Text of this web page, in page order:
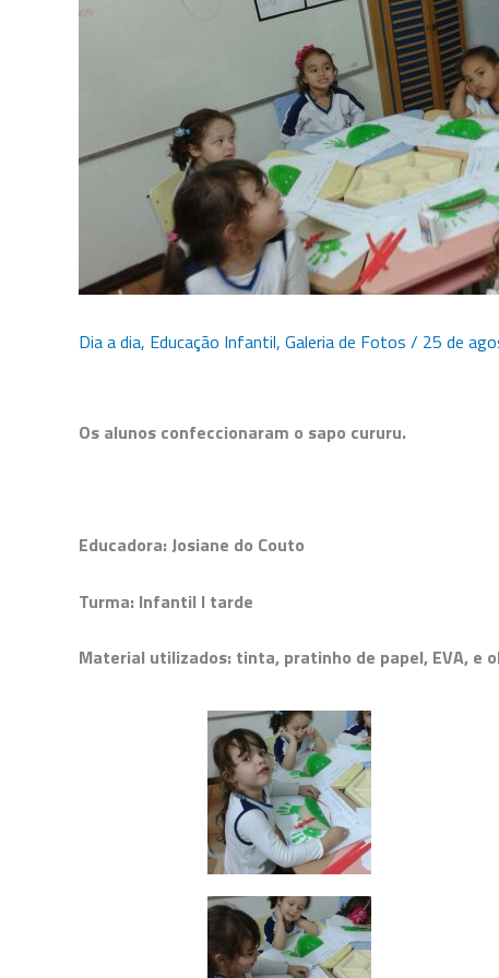
Dia a dia, Educação Infantil, Galeria de Fotos / 25 de
Os alunos confeccionaram o sapo cururu.
Educadora: Josiane do Couto
Turma: Infantil I tarde
Material utilizados: tinta, pratinho de papel, EVA, e